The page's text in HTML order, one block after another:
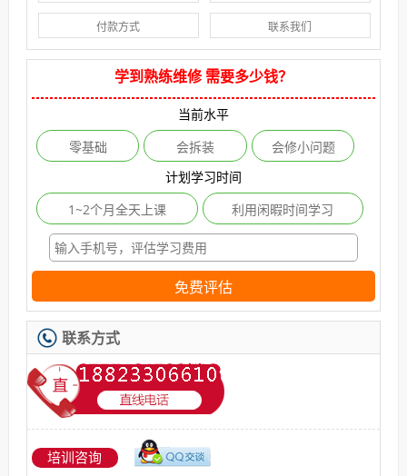
付款方式 联系我们
学到熟练维修 需要多少钱？
当前水平
零基础
会拆装
会修小问题
计划学习时间
1~2个月全天上课
利用闲暇时间学习
免费评估
联系方式
培训咨询